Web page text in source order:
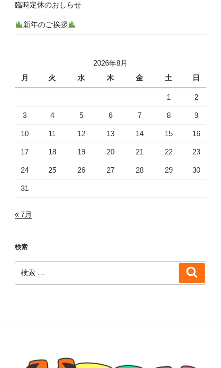
臨時定休のおしらせ
新年のご挨拶
2026年8月
月
火 水 木 金 土 日
1 2
3 4 5 6 7 8 9
10 11 12 13 14 15 16
17 18 19 20 21 22 23
24 25 26 27 28 29 30
31
« 7月
検索
索: